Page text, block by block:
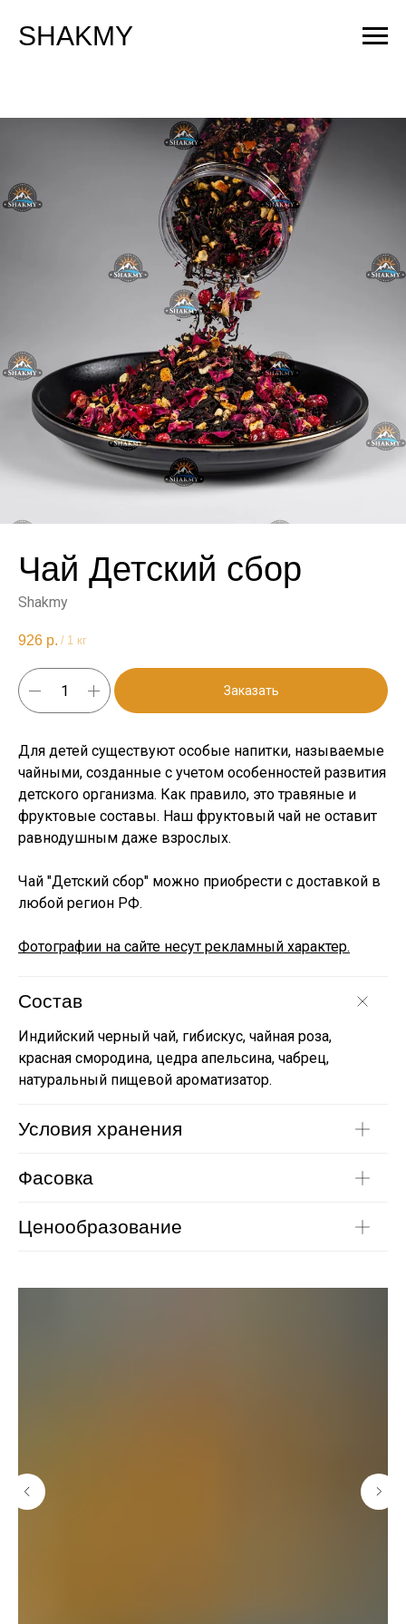
SHAKMY
Чай Детский сбор
Shakmy
926 р. / 1 кг
Заказать
Для детей существуют особые напитки, называемые
чайными, созданные с учетом особенностей развития
детского организма. Как правило, это травяные и
фруктовые составы. Наш фруктовый чай не оставит
равнодушным даже взрослых.
Чай "Детский сбор" можно приобрести с доставкой в
любой регион РФ.
Фотографии на сайте несут рекламный характер.
Состав
Индийский черный чай, гибискус, чайная роза,
красная смородина, цедра апельсина, чабрец,
натуральный пищевой ароматизатор.
Условия хранения
Фасовка
Ценообразование